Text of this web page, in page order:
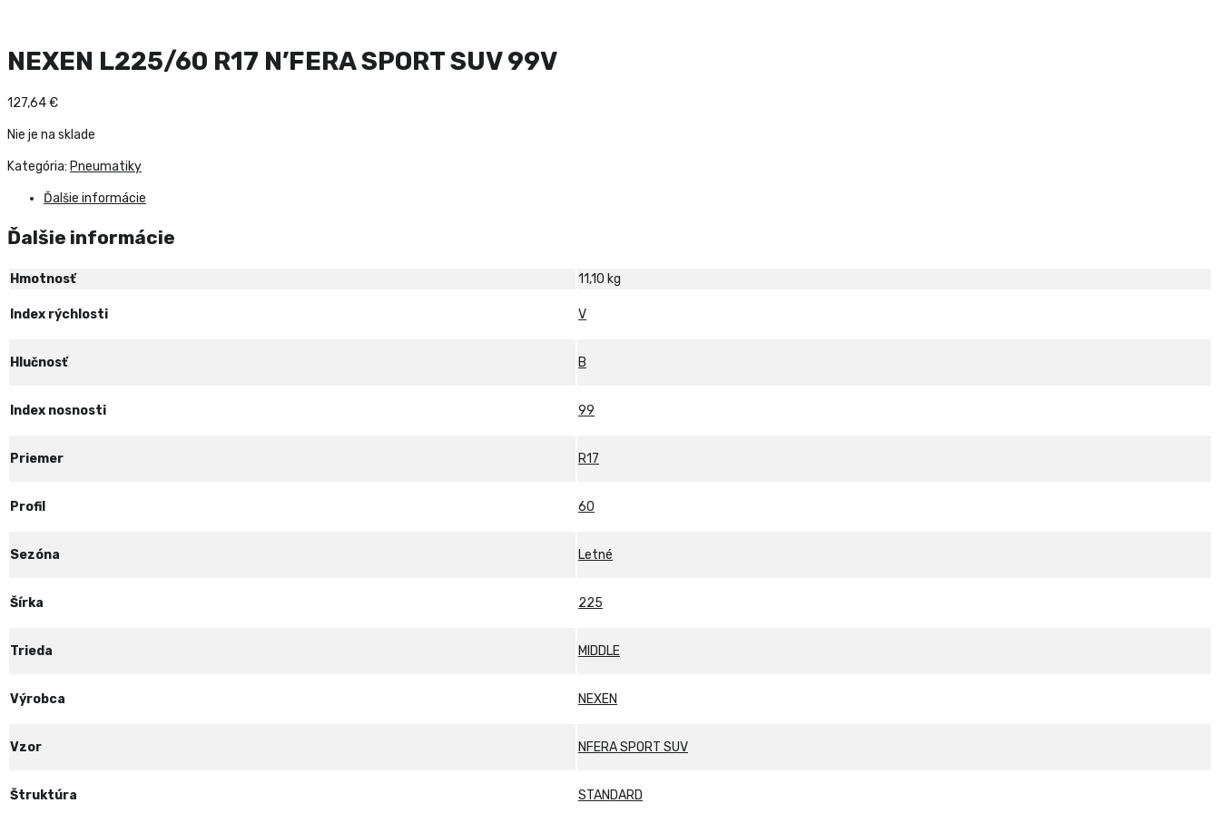
NEXEN L225/60 R17 N’FERA SPORT SUV 99V
127,64€
Nie je na sklade
Kategória: Pneumatiky
Ďalšie informácie
Ďalšie informácie
Hmotnosť 11,10 kg
Index rýchlosti V
Hlučnosť B
Index nosnosti 99
Priemer R17
Profil 60
Sezóna Letné
Šírka 225
Trieda MIDDLE
Výrobca NEXEN
Vzor NFERA SPORT SUV
Štruktúra STANDARD